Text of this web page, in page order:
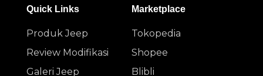
Quick Links
Produk Jeep
Review Modifikasi
Galeri Jeep
Marketplace
Tokopedia
Shopee
Blibli